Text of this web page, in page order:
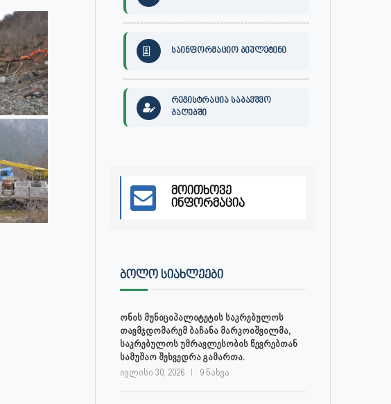
საინფორმაციო ბიულეტინი
რეგისტრაცია საბავშვო
ბაღებში
მოითხოვე
ინფორმაცია
ᲑᲝᲚᲝ ᲡᲘᲐᲮᲚᲔᲔᲑᲘ
ონის მუნიციპალიტეტის საკრებულოს
თავმჯდომარემ ბაჩანა მარკოიშვილმა,
საკრებულოს უმრავლესობის წევრებთან
სამუშაო შეხვედრა გამართა.
ივლისი 30, 2026 9 ნახვა